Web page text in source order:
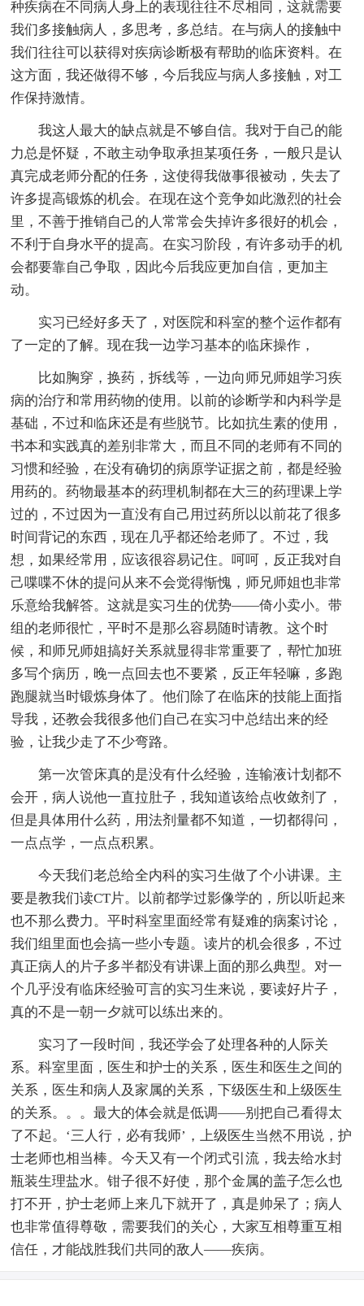
种疾病在不同病人身上的表现往往不尽相同，这就需要
我们多接触病人，多思考，多总结。在与病人的接触中
我们往往可以获得对疾病诊断极有帮助的临床资料。在
这方面，我还做得不够，今后我应与病人多接触，对工
作保持激情。
我这人最大的缺点就是不够自信。我对于自己的能
力总是怀疑，不敢主动争取承担某项任务，一般只是认
真完成老师分配的任务，这使得我做事很被动，失去了
许多提高锻炼的机会。在现在这个竞争如此激烈的社会
里，不善于推销自己的人常常会失掉许多很好的机会，
不利于自身水平的提高。在实习阶段，有许多动手的机
会都要靠自己争取，因此今后我应更加自信，更加主
动。
实习已经好多天了，对医院和科室的整个运作都有
了一定的了解。现在我一边学习基本的临床操作，
比如胸穿，换药，拆线等，一边向师兄师姐学习疾
病的治疗和常用药物的使用。以前的诊断学和内科学是
基础，不过和临床还是有些脱节。比如抗生素的使用，
书本和实践真的差别非常大，而且不同的老师有不同的
习惯和经验，在没有确切的病原学证据之前，都是经验
用药的。药物最基本的药理机制都在大三的药理课上学
过的，不过因为一直没有自己用过药所以以前花了很多
时间背记的东西，现在几乎都还给老师了。不过，我
想，如果经常用，应该很容易记住。呵呵，反正我对自
己喋喋不休的提问从来不会觉得惭愧，师兄师姐也非常
乐意给我解答。这就是实习生的优势——倚小卖小。带
组的老师很忙，平时不是那么容易随时请教。这个时
候，和师兄师姐搞好关系就显得非常重要了，帮忙加班
多写个病历，晚一点回去也不要紧，反正年轻嘛，多跑
跑腿就当时锻炼身体了。他们除了在临床的技能上面指
导我，还教会我很多他们自己在实习中总结出来的经
验，让我少走了不少弯路。
第一次管床真的是没有什么经验，连输液计划都不
会开，病人说他一直拉肚子，我知道该给点收敛剂了，
但是具体用什么药，用法剂量都不知道，一切都得问，
一点点学，一点点积累。
今天我们老总给全内科的实习生做了个小讲课。主
要是教我们读CT片。以前都学过影像学的，所以听起来
也不那么费力。平时科室里面经常有疑难的病案讨论，
我们组里面也会搞一些小专题。读片的机会很多，不过
真正病人的片子多半都没有讲课上面的那么典型。对一
个几乎没有临床经验可言的实习生来说，要读好片子，
真的不是一朝一夕就可以练出来的。
实习了一段时间，我还学会了处理各种的人际关
系。科室里面，医生和护士的关系，医生和医生之间的
关系，医生和病人及家属的关系，下级医生和上级医生
的关系。。。最大的体会就是低调——别把自己看得太
了不起。‘三人行，必有我师’，上级医生当然不用说，护
士老师也相当棒。今天又有一个闭式引流，我去给水封
瓶装生理盐水。钳子很不好使，那个金属的盖子怎么也
打不开，护士老师上来几下就开了，真是帅呆了；病人
也非常值得尊敬，需要我们的关心，大家互相尊重互相
信任，才能战胜我们共同的敌人——疾病。